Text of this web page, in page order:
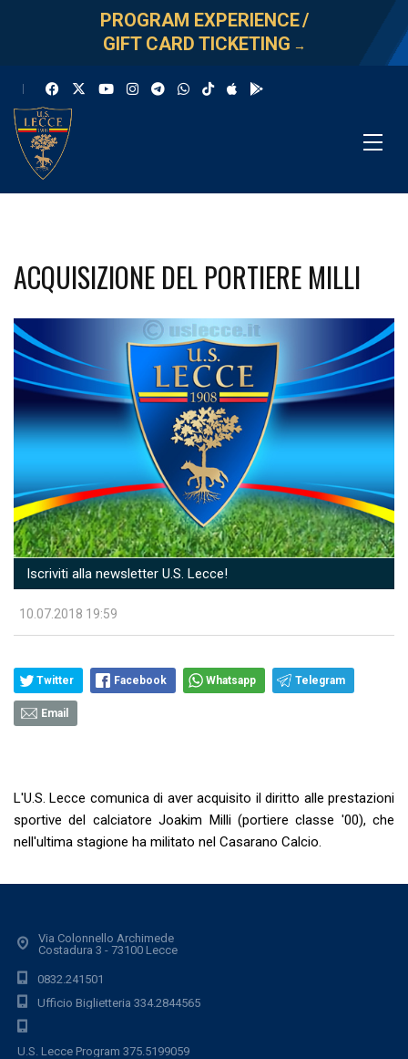
PROGRAM EXPERIENCE/
GIFT CARD TICKETING →
ACQUISIZIONE DEL PORTIERE MILLI
Iscriviti alla newsletter U.S. Lecce!
10.07.2018 19:59
Twitter Facebook Whatsapp Telegram
Email
L'U.S. Lecce comunica di aver acquisito il diritto alle prestazioni
sportive del calciatore Joakim Milli (portiere classe '00), che
nell'ultima stagione ha militato nel Casarano Calcio.
Via Colonnello Archimede
Costadura 3 - 73100 Lecce
0832.241501
Ufficio Biglietteria 334.2844565
U.S. Lecce Program 375.5199059